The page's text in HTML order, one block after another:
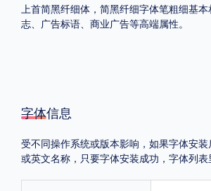
上首简黑纤细体，简黑纤细字体笔粗细基
志、广告标语、商业广告等高端属性。
字体信息
受不同操作系统或版本影响，如果字体安
或英文名称，只要字体安装成功，字体列表